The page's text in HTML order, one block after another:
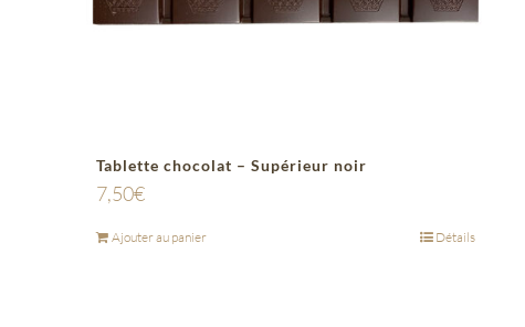
Tablette chocolat – Supérieur noir
7,50€
Ajouter au panier Détails